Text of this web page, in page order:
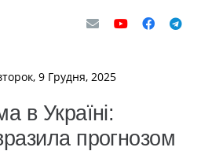
9 Грудня, 2025
в Україні:
прогнозом